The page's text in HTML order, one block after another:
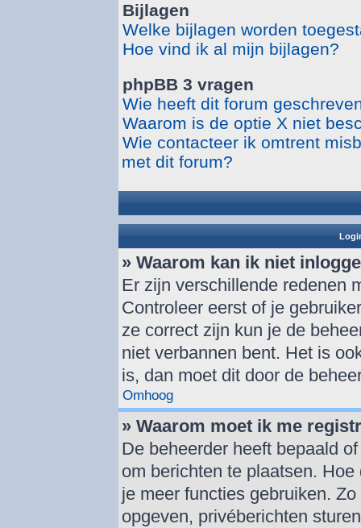
Bijlagen
Welke bijlagen worden
Hoe vind ik al mijn bijlagen?
phpBB 3 vragen
Wie heeft dit forum
Waarom is de optie X niet
Wie contacteer ik omtrent
met dit forum?
» Waarom kan ik niet
Er zijn verschillende redenen
Controleer eerst of je
ze correct zijn kun je de
niet verbannen bent. Het is
is, dan moet dit door de
Omhoog
» Waarom moet ik me
De beheerder heeft bepaald
om berichten te plaatsen.
je meer functies gebruiken.
opgeven, privéberichten